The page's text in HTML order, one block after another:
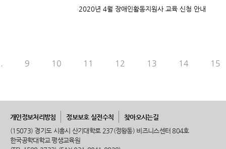
2020년 4월 장애인활동지원사 교육 신청 안내
9 10 11 12 13 14 15
개인정보처리방침 정보보호 실전수칙
찾아오시는길
(15073) 경기도 시흥시 산기대학로 237(정왕동) 비즈니스센터 804호
한국공학대학교 평생교육원